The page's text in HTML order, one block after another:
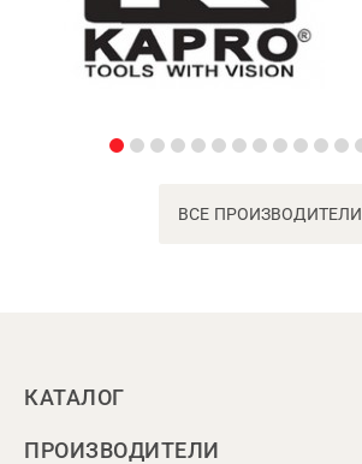
ВСЕ ПРОИЗВОДИТЕЛИ
КАТАЛОГ
ПРОИЗВОДИТЕЛИ